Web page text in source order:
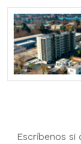
Escríbenos si